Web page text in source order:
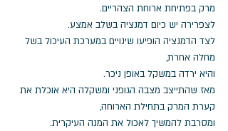
מרק בפתיחת ארוחת הצהריים.
לצפרירה יש כיום דמנציה בשלב אמצע.
לצד הדמנציה הופיעו שינויים במערכת העיכול בשל
מחלה אחרת,
והיא ירדה במשקל באופן ניכר.
מאז שהתייצב מצבה הגופני ומשקלה היא אוכלת את
קערת המרק בתחילת הארוחה,
ומסרבת להמשיך לאכול את המנה העיקרית.